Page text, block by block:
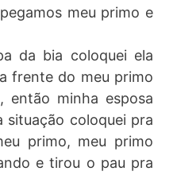
meu primo e
da bia coloquei ela
frente do meu primo
então minha esposa
situação coloquei pra
primo, meu primo
e tirou o pau pra